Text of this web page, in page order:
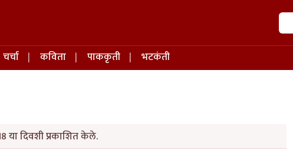
शोध
चर्चा कविता पाककृती
भटकंती
या दिवशी प्रकाशित केले.